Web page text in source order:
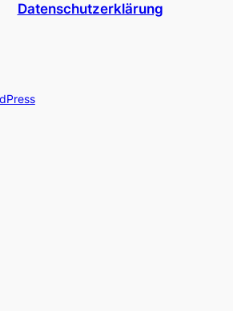
Datenschutzerklärung